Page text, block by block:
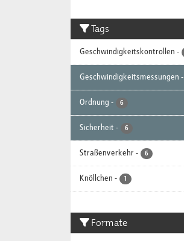
Tags
Geschwindigkeitskontrollen -
Geschwindigkeitsmessungen -
Ordnung - 6
Sicherheit - 6
Straßenverkehr - 6
Knöllchen - 1
Formate